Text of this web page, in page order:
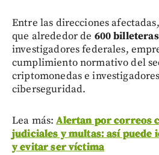
Entre las direcciones
que alrededor de 600 billeteras
investigadores federales,
cumplimiento normativo del
criptomonedas e
ciberseguridad.
Lea más:Alertan por correos
judiciales y multas: así
y evitar ser víctima